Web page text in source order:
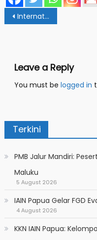
Post
navigation
International Olympiad: Mahasiswa FEBI IAIN Papua Raih 3rd Runner-Up Dari 1206 Peserta
Leave a Reply
You must be logged in
Terkini
PMB Jalur Mandiri:
Maluku
5 August 2026
IAIN Papua Gelar FGD
4 August 2026
KKN IAIN Papua: